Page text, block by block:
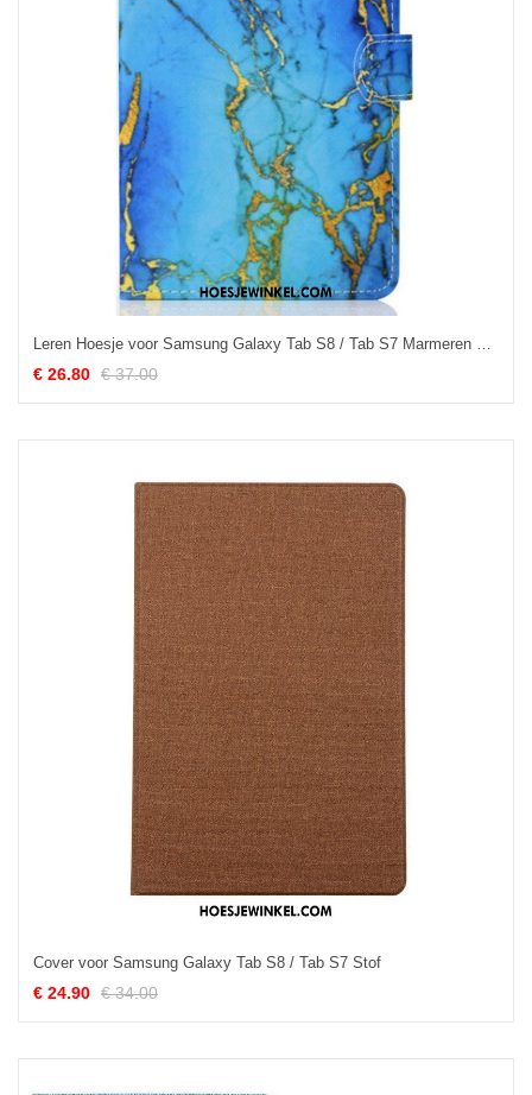
Leren Hoesje voor Samsung Galaxy Tab S8 / Tab S7 Marmeren Stijl
€ 26.80 € 37.00
Cover voor Samsung Galaxy Tab S8 / Tab S7 Stof
€ 24.90 € 34.00